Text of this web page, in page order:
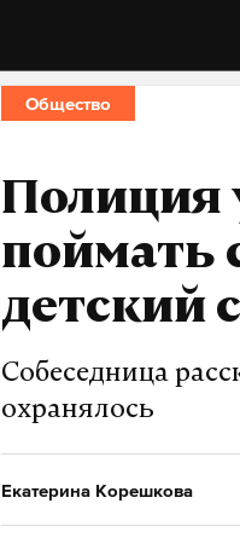
Общество
Полиция
поймать
детский
Собеседница
охранялось
Екатерина Корешкова